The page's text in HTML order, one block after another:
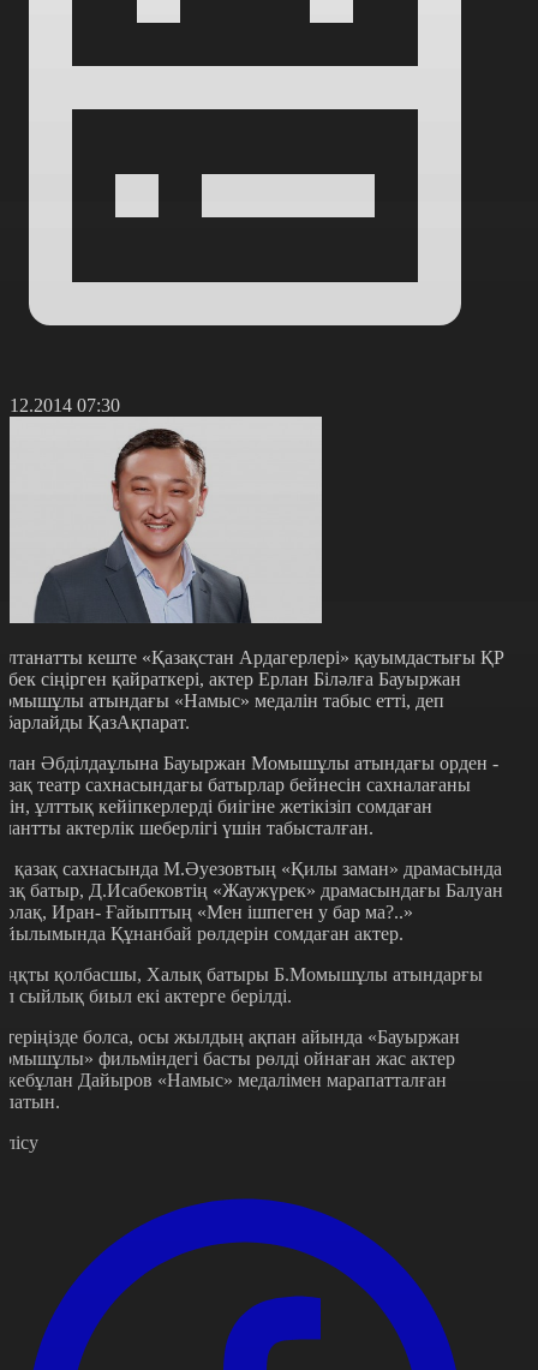
07:30
кеште «Қазақстан Ардагерлері» қауымдастығы ҚР
сіңірген қайраткері, актер Ерлан Біләлға Бауыржан
атындағы «Намыс» медалін табыс етті, деп
ҚазАқпарат.
Әбділдаұлына Бауыржан Момышұлы атындағы орден -
театр сахнасындағы батырлар бейнесін сахналағаны
ұлттық кейіпкерлерді биігіне жетікізіп сомдаған
актерлік шеберлігі үшін табысталған.
қазақ сахнасында М.Әуезовтың «Қилы заман» драмасында
батыр, Д.Исабековтің «Жаужүрек» драмасындағы Балуан
Иран- Ғайыптың «Мен ішпеген у бар ма?..»
Құнанбай рөлдерін сомдаған актер.
қолбасшы, Халық батыры Б.Момышұлы атындарғы
сыйлық биыл екі актерге берілді.
болса, осы жылдың ақпан айында «Бауыржан
фильміндегі басты рөлді ойнаған жас актер
Дайыров «Намыс» медалімен марапатталған